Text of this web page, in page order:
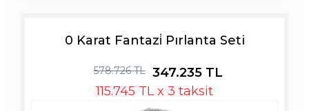
0 Karat Fantazi̇ Pırlanta Seti
578.726 TL 347.235 TL
115.745 TL x 3 taksit